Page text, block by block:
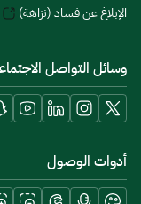
الإبلاغ عن فساد (نزاهة)
وسائل التواصل
أدوات الوصول